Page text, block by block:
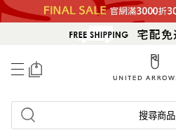
搜尋商品